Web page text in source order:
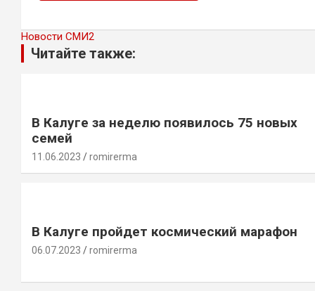
Новости СМИ2
Читайте также:
В Калуге за неделю появилось 75 новых
семей
11.06.2023 romirerma
В Калуге пройдет космический марафон
06.07.2023 romirerma